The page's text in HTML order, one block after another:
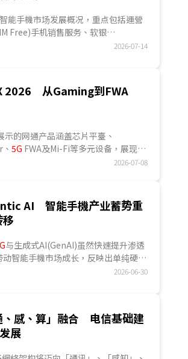
能手機市场发展概况，重点包括運營
Free)手机销售服务、软银
费、日本全面迈入手机直连卫星
服务，升级为「生态系统」、「平
...
2026-07-14
2026 从Gaming到FWA
示的网通产品涵盖芯片平臺、
5G FWA及Mi-Fi等多元设备，展现家
发展的趋势，也反映網絡基础建设正
網品质、稳定性与整体管理能力。...
2026-07-08
AI 智能手機产业蓄势重
与生成式AI(GenAI)虽然快速提升渗透
智能手機市场成长，反映出单纯硬件
造新的换机需求。从2026年G...2026-06-30
、感、算」融合 电信基础建
展